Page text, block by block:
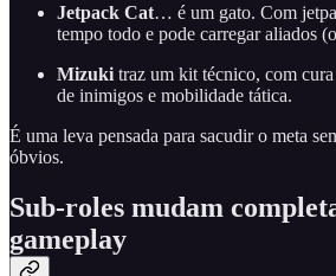
Jetpack Cat… é um gato. Com
tempo todo e pode carregar aliados
Mizuki traz um kit técnico, com
de inimigos e mobilidade tática.
É uma leva pensada para sacudir o meta
óbvios.
Sub-roles mudam
gameplay